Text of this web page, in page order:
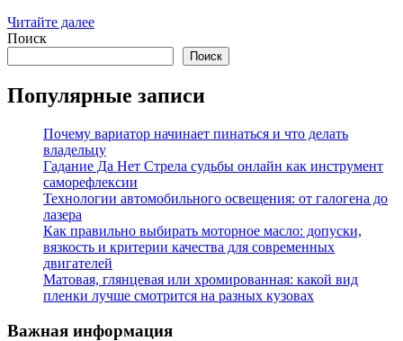
Читайте далее
Поиск
Поиск
Популярные записи
Почему вариатор начинает пинаться и что делать
владельцу
Гадание Да Нет Стрела судьбы онлайн как инструмент
саморефлексии
Технологии автомобильного освещения: от галогена до
лазера
Как правильно выбирать моторное масло: допуски,
вязкость и критерии качества для современных
двигателей
Матовая, глянцевая или хромированная: какой вид
пленки лучше смотрится на разных кузовах
Важная информация